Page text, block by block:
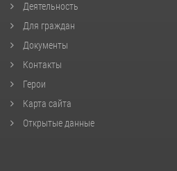
Деятельность
Для граждан
Документы
Контакты
Герои
Карта сайта
Открытые данные